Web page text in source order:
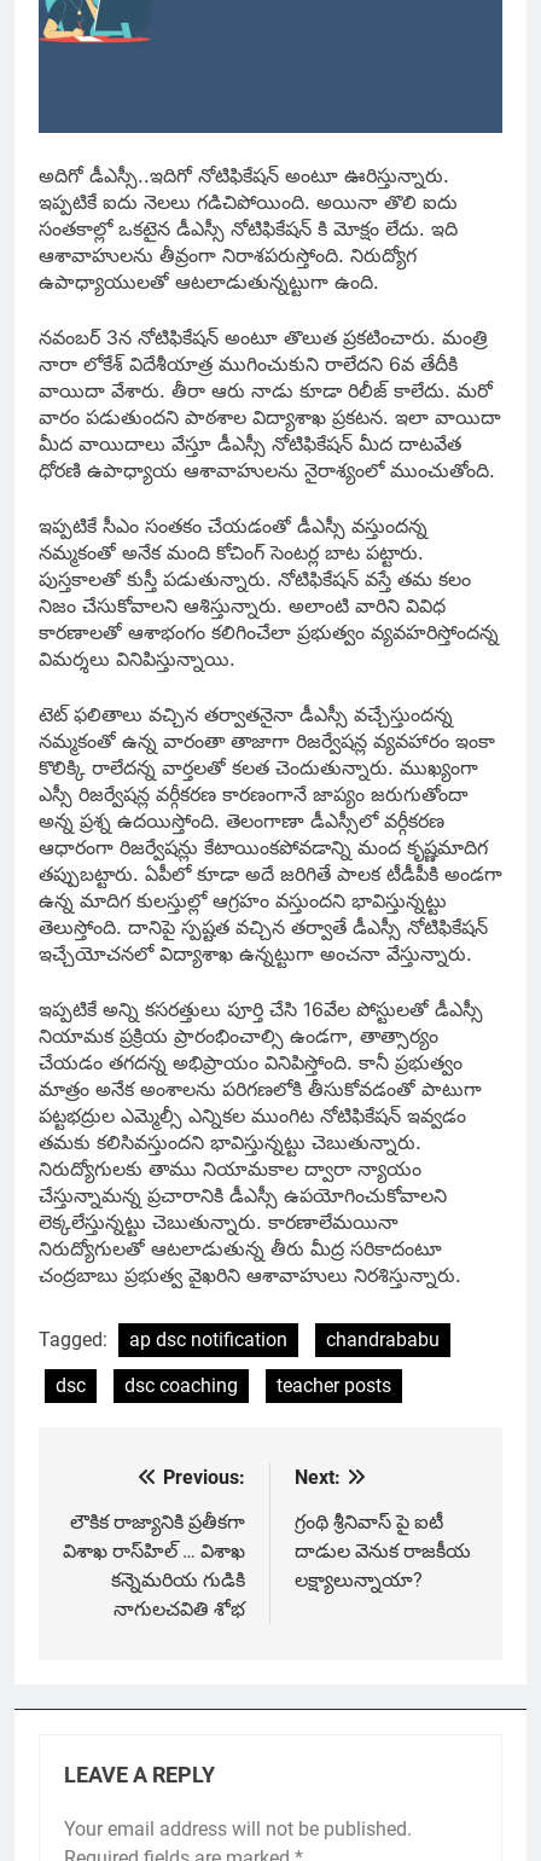
అదిగో డీఎస్సీ..ఇదిగో నోటిఫికేషన్ అంటూ ఊరిస్తున్నారు.
ఇప్పటికే ఐదు నెలలు గడిచిపోయింది. అయినా తొలి ఐదు
సంతకాల్లో ఒకటైన డీఎస్సీ నోటిఫికేషన్ కి మోక్షం లేదు. ఇది
ఆశావాహులను తీవ్రంగా నిరాశపరుస్తోంది. నిరుద్యోగ
ఉపాధ్యాయులతో ఆటలాడుతున్నట్టుగా ఉంది.
నవంబర్ 3న నోటిఫికేషన్ అంటూ తొలుత ప్రకటించారు. మంత్రి
నారా లోకేశ్ విదేశీయాత్ర ముగించుకుని రాలేదని 6వ తేదీకి
వాయిదా వేశారు. తీరా ఆరు నాడు కూడా రిలీజ్ కాలేదు. మరో
వారం పడుతుందని పాఠశాల విద్యాశాఖ ప్రకటన. ఇలా వాయిదా
మీద వాయిదాలు వేస్తూ డీఎస్సీ నోటిఫికేషన్ మీద దాటవేత
ధోరణి ఉపాధ్యాయ ఆశావాహులను నైరాశ్యంలో ముంచుతోంది.
ఇప్పటికే సీఎం సంతకం చేయడంతో డీఎస్సీ వస్తుందన్న
నమ్మకంతో అనేక మంది కోచింగ్ సెంటర్ల బాట పట్టారు.
పుస్తకాలతో కుస్తీ పడుతున్నారు. నోటిఫికేషన్ వస్తే తమ కలం
నిజం చేసుకోవాలని ఆశిస్తున్నారు. అలాంటి వారిని వివిధ
కారణాలతో ఆశాభంగం కలిగించేలా ప్రభుత్వం వ్యవహరిస్తోందన్న
విమర్శలు వినిపిస్తున్నాయి.
టెట్ ఫలితాలు వచ్చిన తర్వాతనైనా డీఎస్సీ వచ్చేస్తుందన్న
నమ్మకంతో ఉన్న వారంతా తాజాగా రిజర్వేషన్ల వ్యవహారం ఇంకా
కొలిక్కి రాలేదన్న వార్తలతో కలత చెందుతున్నారు. ముఖ్యంగా
ఎస్సీ రిజర్వేషన్ల వర్గీకరణ కారణంగానే జాప్యం జరుగుతోందా
అన్న ప్రశ్న ఉదయిస్తోంది. తెలంగాణా డీఎస్సీలో వర్గీకరణ
ఆధారంగా రిజర్వేషన్లు కేటాయింకపోవడాన్ని మంద కృష్ణమాదిగ
తప్పుబట్టారు. ఏపీలో కూడా అదే జరిగితే పాలక టీడీపీకి అండగా
ఉన్న మాదిగ కులస్తుల్లో ఆగ్రహం వస్తుందని భావిస్తున్నట్టు
తెలుస్తోంది. దానిపై స్పష్టత వచ్చిన తర్వాతే డీఎస్సీ నోటిఫికేషన్
ఇచ్చేయోచనలో విద్యాశాఖ ఉన్నట్టుగా అంచనా వేస్తున్నారు.
ఇప్పటికే అన్ని కసరత్తులు పూర్తి చేసి 16వేల పోస్టులతో డీఎస్సీ
నియామక ప్రక్రియ ప్రారంభించాల్సి ఉండగా, తాత్సార్యం
చేయడం తగదన్న అభిప్రాయం వినిపిస్తోంది. కానీ ప్రభుత్వం
మాత్రం అనేక అంశాలను పరిగణలోకి తీసుకోవడంతో పాటుగా
పట్టభద్రుల ఎమ్మెల్సీ ఎన్నికల ముంగిట నోటిఫికేషన్ ఇవ్వడం
తమకు కలిసివస్తుందని భావిస్తున్నట్టు చెబుతున్నారు.
నిరుద్యోగులకు తాము నియామకాల ద్వారా న్యాయం
చేస్తున్నామన్న ప్రచారానికి డీఎస్సీ ఉపయోగించుకోవాలని
లెక్కలేస్తున్నట్టు చెబుతున్నారు. కారణాలేమయినా
నిరుద్యోగులతో ఆటలాడుతున్న తీరు మీద్ర సరికాదంటూ
చంద్రబాబు ప్రభుత్వ వైఖరిని ఆశావాహులు నిరశిస్తున్నారు.
Tagged: ap dsc notification
chandrababu
dsc
dsc coaching teacher posts
navigation
Previous:
లౌకిక రాజ్యానికి ప్రతీకగా
విశాఖ రాస్‌హిల్‌ … విశాఖ
క‌న్నెమ‌రియ‌ గుడికి
నాగుల‌చ‌వితి శోభ‌
Next:
గ్రంథి శ్రీనివాస్ పై ఐటీ
దాడుల వెనుక రాజకీయ
లక్ష్యాలున్నాయా?
LEAVE A REPLY
Your email address will not be published.